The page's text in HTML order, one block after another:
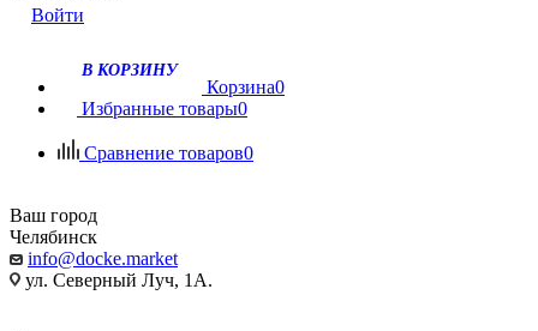
Войти
В КОРЗИНУ
Корзина0
Избранные товары0
Сравнение товаров0
Ваш город
Челябинск
info@docke.market
ул. Северный Луч, 1А.